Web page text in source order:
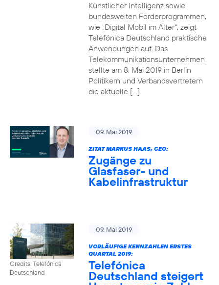
Künstlicher Intelligenz sowie
bundesweiten Förderprogrammen,
wie „Digital Mobil im Alter“, zeigt
Telefónica Deutschland praktische
Anwendungen auf. Das
Telekommunikationsunternehmen
stellte am 8. Mai 2019 in Berlin
Politikern und Verbandsvertretern
die aktuelle […]
09. Mai 2019
ZITAT MARKUS HAAS, CEO:
Zugänge zu
Glasfaser- und
Kabelinfrastruktur
Credits: Telefónica
Deutschland
09. Mai 2019
VORLÄUFIGE KENNZAHLEN ERSTES
QUARTAL 2019:
Telefónica
Deutschland steigert